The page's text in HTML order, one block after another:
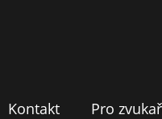
Kontakt Pro